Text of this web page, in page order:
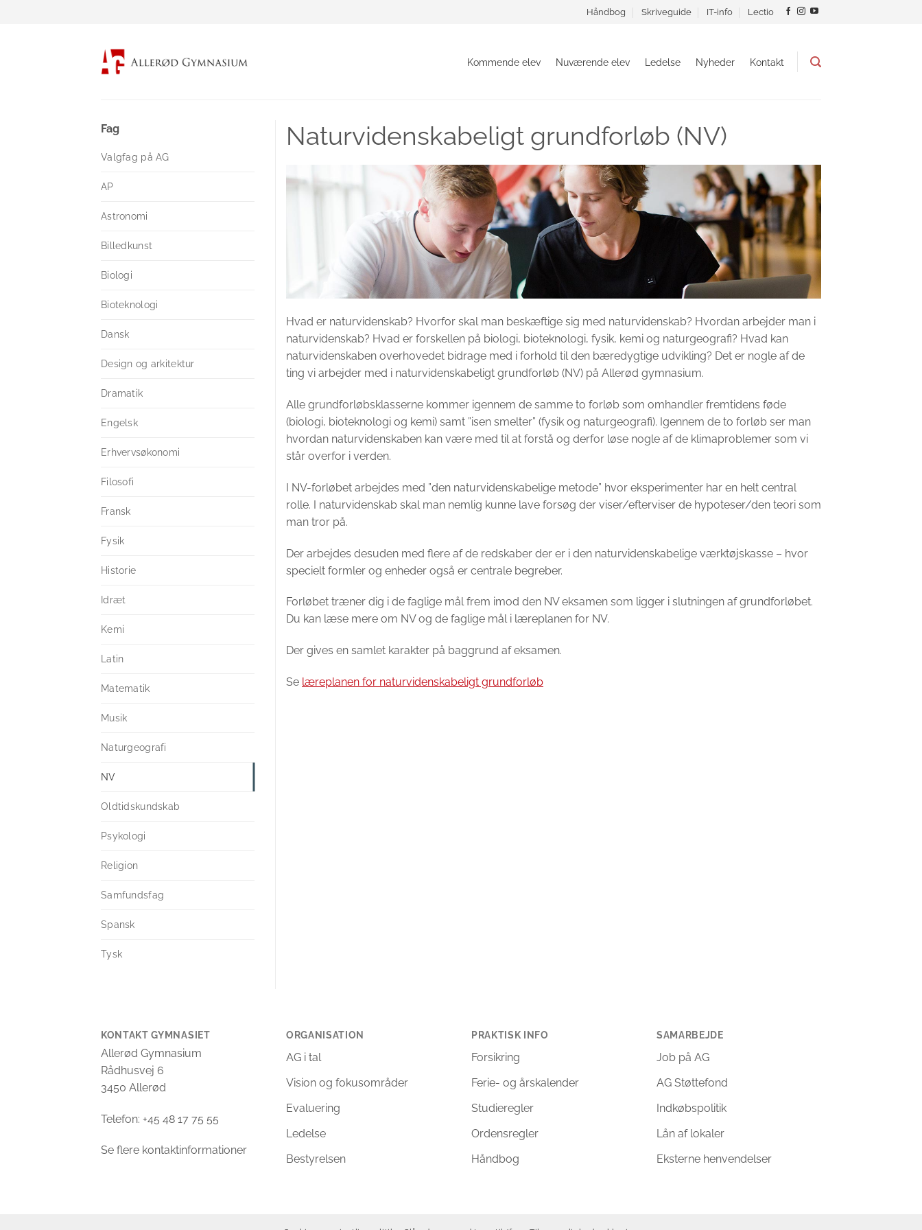
Håndbog Skriveguide IT-info Lectio
Kommende elev Nuværende elev Ledelse Nyheder Kontakt
Naturvidenskabeligt grundforløb (NV)
Hvad er naturvidenskab? Hvorfor skal man beskæftige sig med naturvidenskab? Hvordan arbejder man i
naturvidenskab? Hvad er forskellen på biologi, bioteknologi, fysik, kemi og naturgeografi? Hvad kan
naturvidenskaben overhovedet bidrage med i forhold til den bæredygtige udvikling? Det er nogle af de
ting vi arbejder med i naturvidenskabeligt grundforløb (NV) på Allerød gymnasium.
Alle grundforløbsklasserne kommer igennem de samme to forløb som omhandler fremtidens føde
(biologi, bioteknologi og kemi) samt ”isen smelter” (fysik og naturgeografi). Igennem de to forløb ser man
hvordan naturvidenskaben kan være med til at forstå og derfor løse nogle af de klimaproblemer som vi
står overfor i verden.
I NV-forløbet arbejdes med ”den naturvidenskabelige metode” hvor eksperimenter har en helt central
rolle. I naturvidenskab skal man nemlig kunne lave forsøg der viser/efterviser de hypoteser/den teori som
man tror på.
Der arbejdes desuden med flere af de redskaber der er i den naturvidenskabelige værktøjskasse – hvor
specielt formler og enheder også er centrale begreber.
Forløbet træner dig i de faglige mål frem imod den NV eksamen som ligger i slutningen af grundforløbet.
Du kan læse mere om NV og de faglige mål i læreplanen for NV.
Der gives en samlet karakter på baggrund af eksamen.
Se læreplanen for naturvidenskabeligt grundforløb
Fag
Valgfag på AG
AP
Astronomi
Billedkunst
Biologi
Bioteknologi
Dansk
Design og arkitektur
Dramatik
Engelsk
Erhvervsøkonomi
Filosofi
Fransk
Fysik
Historie
Idræt
Kemi
Latin
Matematik
Musik
Naturgeografi
NV
Oldtidskundskab
Psykologi
Religion
Samfundsfag
Spansk
Tysk
KONTAKT GYMNASIET
Allerød Gymnasium
Rådhusvej 6
3450 Allerød
Telefon: +45 48 17 75 55
Se flere kontaktinformationer
ORGANISATION
AG i tal
Vision og fokusområder
Evaluering
Ledelse
Bestyrelsen
PRAKTISK INFO
Forsikring
Ferie- og årskalender
Studieregler
Ordensregler
Håndbog
SAMARBEJDE
Job på AG
AG Støttefond
Indkøbspolitik
Lån af lokaler
Eksterne henvendelser